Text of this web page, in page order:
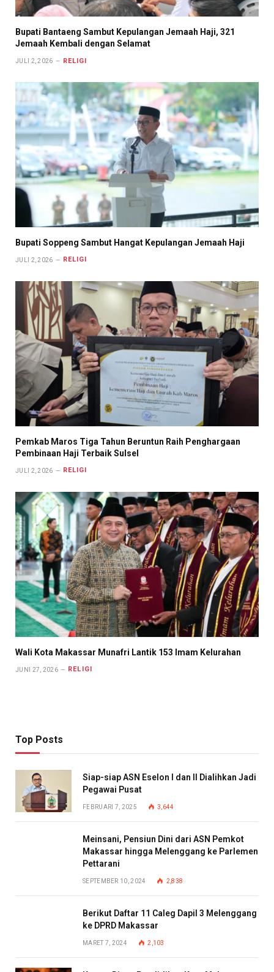
Bupati Bantaeng Sambut Kepulangan Jemaah Haji, 321
Jemaah Kembali dengan Selamat
JULI 2, 2026 RELIGI
Bupati Soppeng Sambut Hangat Kepulangan Jemaah Haji
JULI 2, 2026 RELIGI
Pemkab Maros Tiga Tahun Beruntun Raih Penghargaan
Pembinaan Haji Terbaik Sulsel
JULI 2, 2026 RELIGI
Wali Kota Makassar Munafri Lantik 153 Imam Kelurahan
JUNI 27, 2026 RELIGI
Top Posts
Siap-siap ASN Eselon I dan II Dialihkan Jadi
Pegawai Pusat
FEBRUARI 7, 2025 3,644
Meinsani, Pensiun Dini dari ASN Pemkot
Makassar hingga Melenggang ke Parlemen
Pettarani
SEPTEMBER 10, 2024 2,838
Berikut Daftar 11 Caleg Dapil 3 Melenggang
ke DPRD Makassar
MARET 7, 2024 2,103